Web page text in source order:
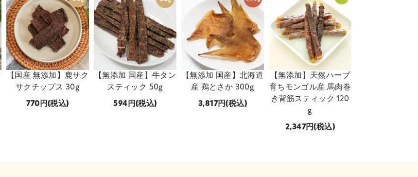
【国産 無添加】鹿サク
サクチップス 30g
770 (税込)
【無添加 国産】牛タン
スティック 50g
594 (税込)
【無添加 国産】北海道
産 鶏とさか 300g
3,817 (税込)
【無添加】天然ハーブ
育ちモンゴル産 馬肉巻
き背筋スティック 120
g
2,347 (税込)